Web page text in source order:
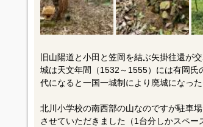
旧山陽道と小田と笠岡を結ぶ矢掛往還が
城は天文年間（1532～1555）には有岡
代になると一国一城制により廃城になった
北川小学校の南西部の山なのですが駐車
させていただきました（1台分しかスペ